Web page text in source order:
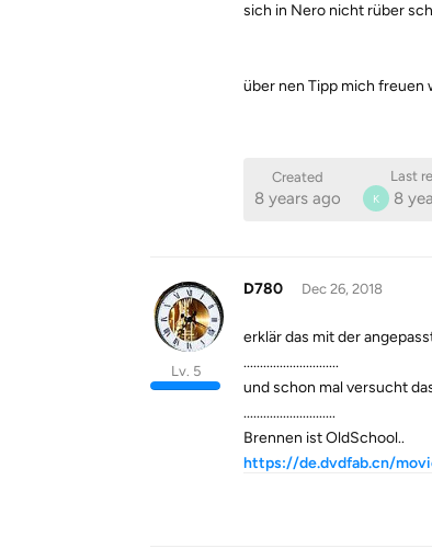
sich in Nero nicht rüber
über nen Tipp mich freuen
Created
8 years ago
Last
K 8
D780
Lv. 5
Dec 26, 2018
erklär das mit der
.............................
und schon mal versucht
............................
Brennen ist OldSchool..
https://de.dvdfab.cn/